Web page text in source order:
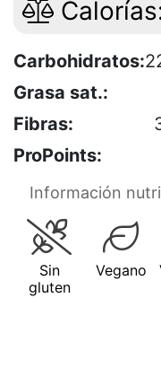
Carbohidratos:
Grasa sat.:
Fibras:
ProPoints:
Información
Sin
gluten
Vegano